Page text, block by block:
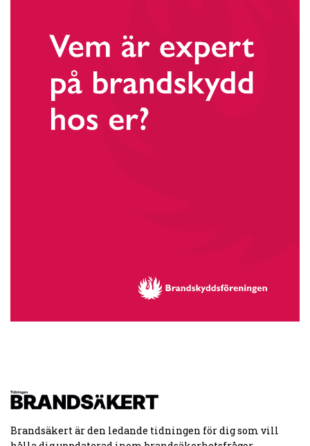
Brandsäkert är den ledande tidningen för dig som vill